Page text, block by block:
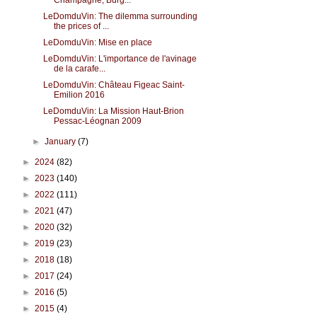
LeDomduVin: The dilemma surrounding
the prices of ...
LeDomduVin: Mise en place
LeDomduVin: L'importance de l'avinage
de la carafe...
LeDomduVin: Château Figeac Saint-
Emilion 2016
LeDomduVin: La Mission Haut-Brion
Pessac-Léognan 2009
►January(7)
► 2024 (82)
► 2023 (140)
► 2022 (111)
► 2021 (47)
► 2020 (32)
► 2019 (23)
► 2018 (18)
► 2017 (24)
► 2016 (5)
► 2015 (4)